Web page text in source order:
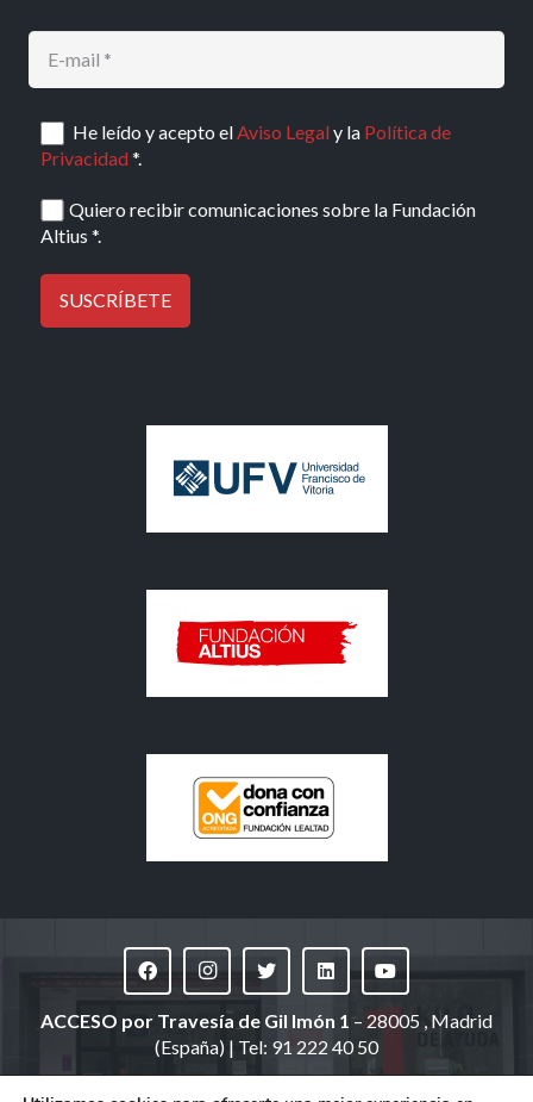
He leído y acepto elAviso Legaly la Política de
Privacidad*.
Quiero recibir comunicaciones sobre la Fundación
Altius *.
ACCESO por Travesía de Gil Imón 1 – 28005 , Madrid
(España) | Tel: 91 222 40 50
(domicilio social: Ronda de Segovia, 34 | Madrid)